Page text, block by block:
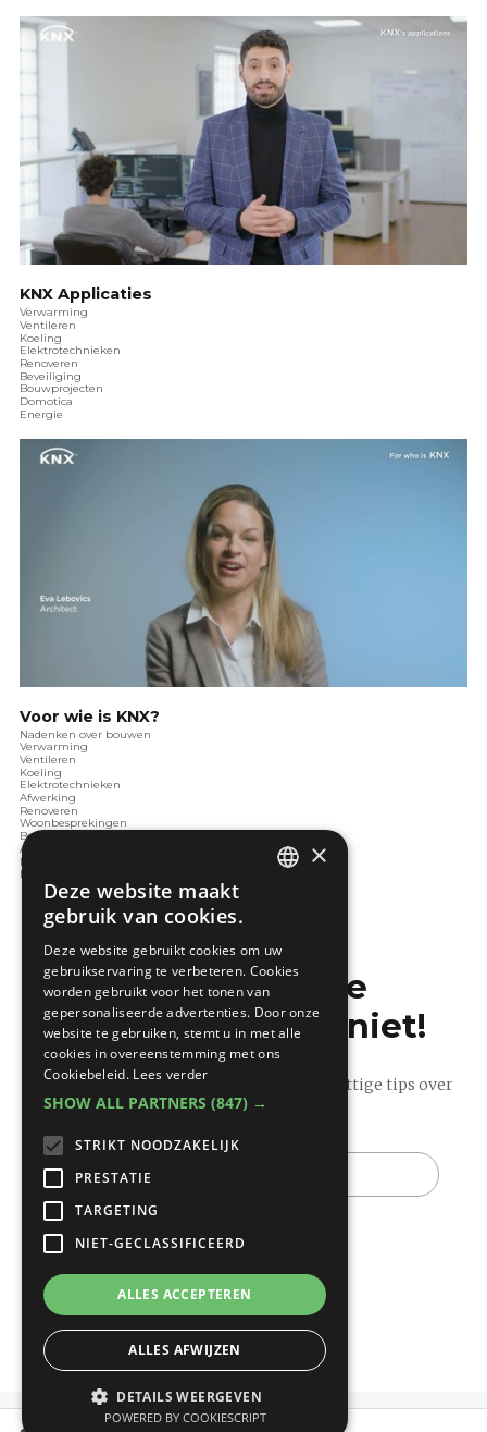
KNX Applicaties
Verwarming
Ventileren
Koeling
Elektrotechnieken
Renoveren
Beveiliging
Bouwprojecten
Domotica
Energie
Voor wie is KNX?
Nadenken over bouwen
Verwarming
Ventileren
Koeling
Elektrotechnieken
Afwerking
Renoveren
Woonbesprekingen
Beveiliging
Architectuur
Domotica
Energie
Mis de laatste
bouwnieuwtjes niet!
Ontvang onze wekelijkse updates vol nuttige tips over
bouwen en verbouwen.
E-
mail
×
Deze website maakt
gebruik van cookies.
Deze website gebruikt cookies om uw
gebruikservaring te verbeteren. Cookies
worden gebruikt voor het tonen van
gepersonaliseerde advertenties. Door onze
website te gebruiken, stemt u in met alle
cookies in overeenstemming met ons
Cookiebeleid. Lees verder
SHOW ALL PARTNERS (847) →
STRIKT NOODZAKELIJK
PRESTATIE
TARGETING
NIET-GECLASSIFICEERD
ALLES ACCEPTEREN
ALLES AFWIJZEN
DETAILS WEERGEVEN
POWERED BY COOKIESCRIPT